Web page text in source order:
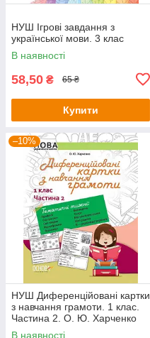
НУШ Ігрові завдання з
української мови. 3 клас
В наявності
58,50 ₴ 65 ₴
Купити
–10%
НУШ Диференційовані картки
з навчання грамоти. 1 клас.
Частина 2. О. Ю. Харченко
В наявності